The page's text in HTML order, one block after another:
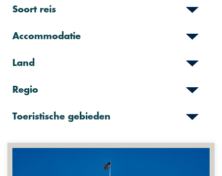
Soort reis
Accommodatie
Land
Regio
Toeristische gebieden